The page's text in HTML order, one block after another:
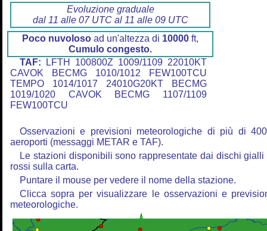
Evoluzione graduale
dal 11 alle 07 UTC al 11 alle 09 UTC
Poco nuvoloso ad un'altezza di 10000 ft,
Cumulo congesto.
TAF: LFTH 100800Z 1009/1109 22010KT
CAVOK BECMG 1010/1012 FEW100TCU
TEMPO 1014/1017 24010G20KT BECMG
1019/1020 CAVOK BECMG 1107/1109
FEW100TCU
Osservazioni e previsioni meteorologiche di più di
aeroporti (messaggi METAR e TAF).
Le stazioni disponibili sono rappresentate dai dischi gialli
rossi sulla carta.
Puntare il mouse per vedere il nome della stazione.
Clicca sopra per visualizzare le osservazioni e
meteorologiche.